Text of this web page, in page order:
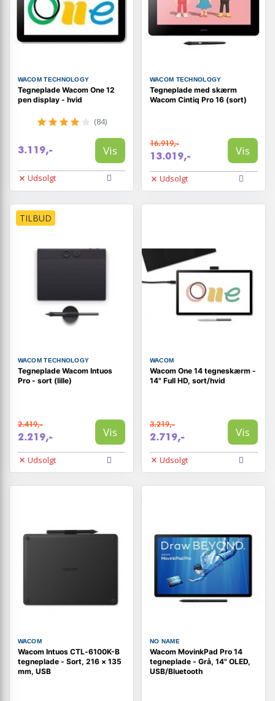
WACOM TECHNOLOGY
Tegneplade Wacom One 12
pen display - hvid
(84)
3.119,- Vis
Udsolgt
WACOM TECHNOLOGY
Tegneplade med skærm
Wacom Cintiq Pro 16 (sort)
16.919,-
13.019,- Vis
Udsolgt
TILBUD
WACOM TECHNOLOGY
Tegneplade Wacom Intuos
Pro - sort (lille)
2.419,-
2.219,- Vis
Udsolgt
WACOM
Wacom One 14 tegneskærm -
14" Full HD, sort/hvid
3.219,-
2.719,- Vis
Udsolgt
WACOM
Wacom Intuos CTL‑6100K-B
tegneplade - Sort, 216 × 135
mm, USB
NO NAME
Wacom MovinkPad Pro 14
tegneplade - Grå, 14" OLED,
USB/Bluetooth